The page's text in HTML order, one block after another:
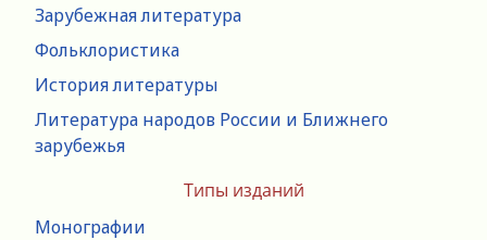
Зарубежная литература
Фольклористика
История литературы
Литература народов России и Ближнего
зарубежья
Типы изданий
Монографии